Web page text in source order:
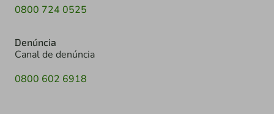
0800 724 0525
Denúncia
Canal de denúncia
0800 602 6918